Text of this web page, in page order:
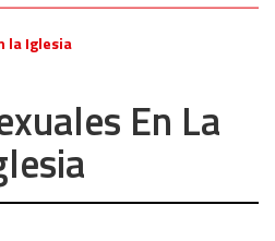
la Iglesia
En La